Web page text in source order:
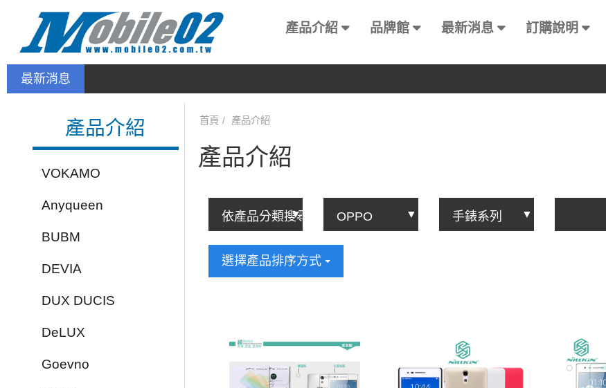
產品介紹 品牌館 最新消息 訂購說明
最新消息
產品介紹
VOKAMO
Anyqueen
BUBM
DEVIA
DUX DUCIS
DeLUX
Goevno
首頁 產品介紹
產品介紹
選擇產品排序方式